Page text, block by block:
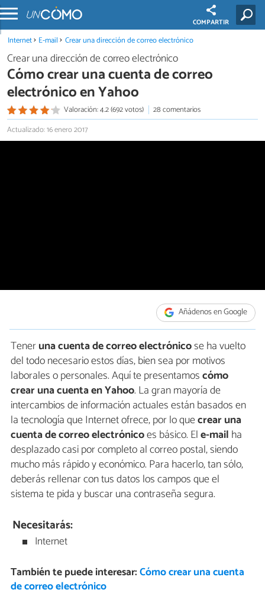
COMPARTIR
Internet E-mail Crear una dirección de correo electrónico
Crear una dirección de correo electrónico
Cómo crear una cuenta de correo
electrónico en Yahoo
Valoración: 4.2 (692 votos)
28 comentarios
Actualizado: 16 enero 2017
Añádenos en Google
Teneruna cuenta de correo electrónicose ha vuelto
del todo necesario estos días, bien sea por motivos
laborales o personales. Aquí te presentamoscómo
crear una cuenta en Yahoo. La gran mayoría de
intercambios de información actuales están basados en
la tecnología que Internet ofrece, por lo quecrear una
cuenta de correo electrónicoes básico. Ele-mail ha
desplazado casi por completo al correo postal, siendo
mucho más rápido y económico. Para hacerlo, tan sólo,
deberás rellenar con tus datos los campos que el
sistema te pida y buscar una contraseña segura.
Necesitarás:
Internet
También te puede interesar:Cómo crear una cuenta
de correo electrónico